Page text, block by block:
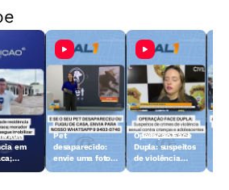
em
Pet
desaparecido:
envie uma foto
Operação Face
Dupla: suspeitos
de violência